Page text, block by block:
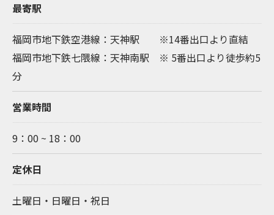
最寄駅
福岡市地下鉄空港線：天神駅 ※14番出口より直結
福岡市地下鉄七隈線：天神南駅 ※ 5番出口より徒歩約5
分
営業時間
9：00 ~ 18：00
定休日
土曜日・日曜日・祝日